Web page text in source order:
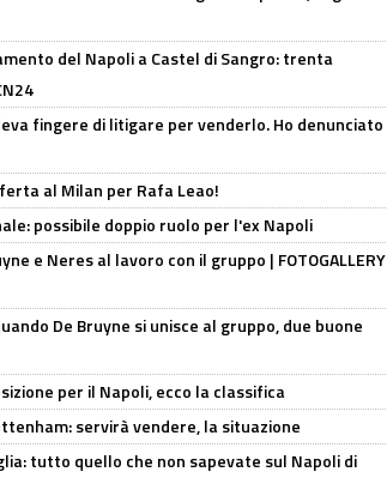
del Napoli a Castel di Sangro: trenta
fingere di litigare per venderlo. Ho denunciato
al Milan per Rafa Leao!
possibile doppio ruolo per l'ex Napoli
e Neres al lavoro con il gruppo | FOTOGALLERY
De Bruyne si unisce al gruppo, due buone
per il Napoli, ecco la classifica
servirà vendere, la situazione
tutto quello che non sapevate sul Napoli di